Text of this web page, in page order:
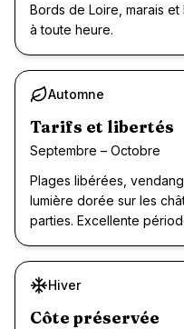
Bords de Loire, marais
à toute heure.
Automne
Tarifs et libertés
Septembre – Octobre
Plages libérées,
lumière dorée sur les
parties. Excellente
Hiver
Côte préservée